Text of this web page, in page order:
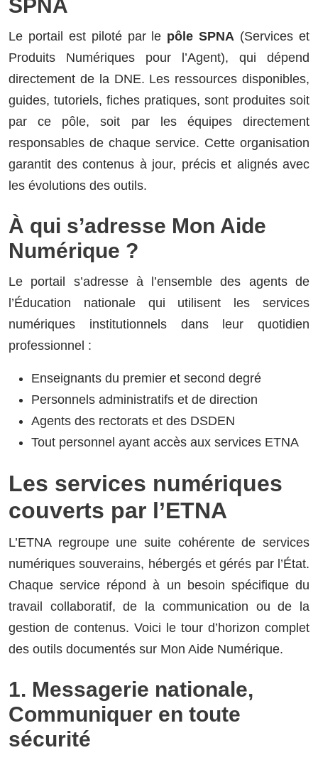
SPNA
Le portail est piloté par le pôle SPNA (Services et
Produits Numériques pour l’Agent), qui dépend
directement de la DNE. Les ressources disponibles,
guides, tutoriels, fiches pratiques, sont produites soit
par ce pôle, soit par les équipes directement
responsables de chaque service. Cette organisation
garantit des contenus à jour, précis et alignés avec
les évolutions des outils.
À qui s’adresse Mon Aide
Numérique ?
Le portail s’adresse à l’ensemble des agents de
l’Éducation nationale qui utilisent les services
numériques institutionnels dans leur quotidien
professionnel :
Enseignants du premier et second degré
Personnels administratifs et de direction
Agents des rectorats et des DSDEN
Tout personnel ayant accès aux services ETNA
Les services numériques
couverts par l’ETNA
L’ETNA regroupe une suite cohérente de services
numériques souverains, hébergés et gérés par l’État.
Chaque service répond à un besoin spécifique du
travail collaboratif, de la communication ou de la
gestion de contenus. Voici le tour d’horizon complet
des outils documentés sur Mon Aide Numérique.
1. Messagerie nationale,
Communiquer en toute
sécurité